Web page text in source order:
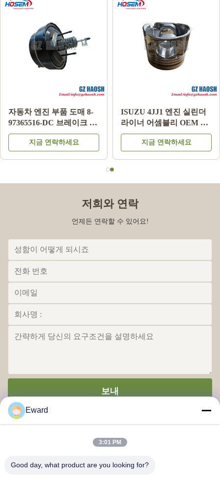
자동차 엔진 부품 도매 8-
97365516-DC 브레이크 부
스터 Isuzu DMAX 03-06
지금 연락하세요
ISUZU 4JJ1 엔진 실린더
라이너 어셈블리 OEM 교
체 3개월 보증
지금 연락하세요
저희와 연락
언제든 연락할 수 있어요!
보내
Eward
3:01 PM
Good day, what product are you looking for?